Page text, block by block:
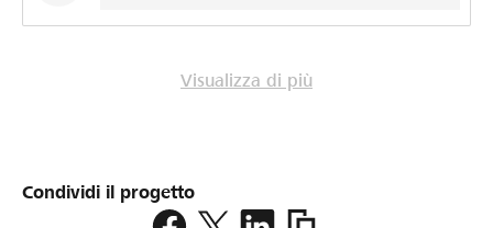
Visualizza di più
Condividi il progetto
https://